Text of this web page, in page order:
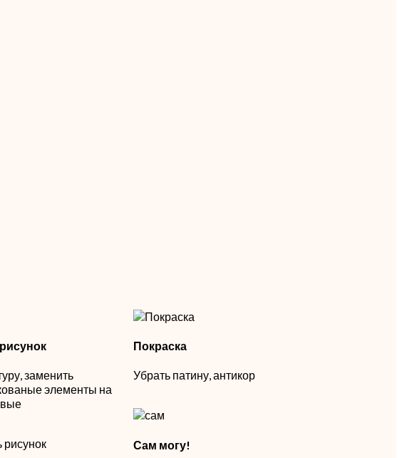
заменить
элементы на
Покраска
Убрать патину, антикор
Сам могу!